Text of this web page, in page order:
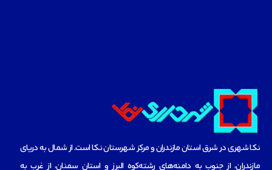
نکا شهری در شرق استان مازندران و مرکز شهرستان نکا است. از شمال به دریای
مازندران، از جنوب به دامنه‌های رشته‌کوه البرز و استان سمنان، از غرب به